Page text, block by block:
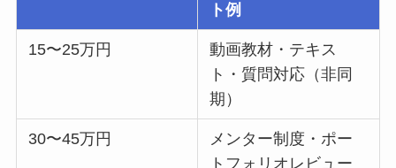
ト例
15〜25万円
動画教材・テキス
ト・質問対応（非同
期）
30〜45万円
メンター制度・ポー
トフォリオレビュー